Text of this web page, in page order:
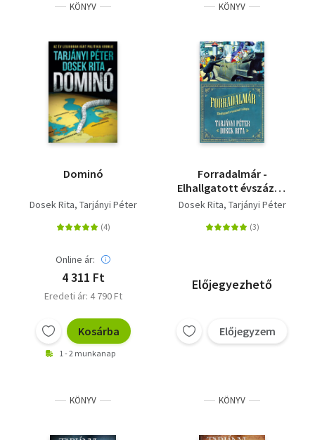
Tankönyv, segédkönyv
Társadalomtudomány
Természettudomány
Történelem
KÖNYV
Dominó
Dosek Rita Tarjányi Péter
Online ár:
4 311 Ft
Eredeti ár: 4 790 Ft
Kosárba
1 - 2 munkanap
KÖNYV
Forradalmár -
Elhallgatott évszázad
trilógia I.
Dosek Rita Tarjányi Péter
Előjegyezhető
Előjegyzem
KÖNYV KÖNYV